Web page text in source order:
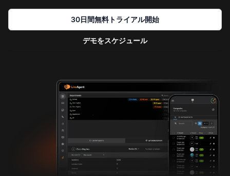
30日間無料トライアル開始
デモをスケジュール